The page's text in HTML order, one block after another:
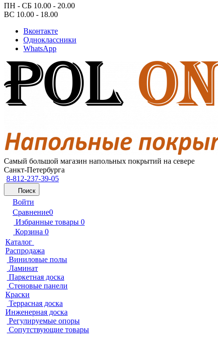
ПН - СБ 10.00 - 20.00
ВС 10.00 - 18.00
Вконтакте
Одноклассники
WhatsApp
Самый большой магазин напольных покрытий на севере
Санкт-Петербурга
8-812-237-39-05
Поиск
Войти
Сравнение0
Избранные товары 0
Корзина 0
Каталог
Распродажа
Виниловые полы
Ламинат
Паркетная доска
Стеновые панели
Краски
Террасная доска
Инженерная доска
Регулируемые опоры
Сопутствующие товары